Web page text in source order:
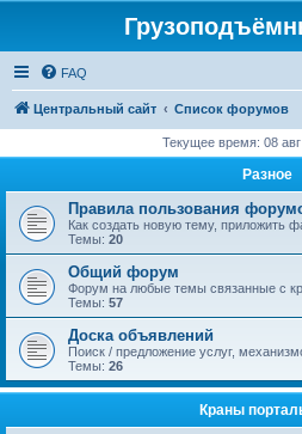
FAQ
Центральный сайт Список форумов
Текущее время: 08
Разное
Правила пользования
Как создать новую тему, приложить
Темы: 20
Общий форум
Форум на любые темы связанные с
Темы: 57
Доска объявлений
Поиск / предложение услуг,
Темы: 26
Краны